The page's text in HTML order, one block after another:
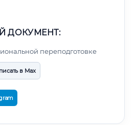
ДОКУМЕНТ:
переподготовке
в Max